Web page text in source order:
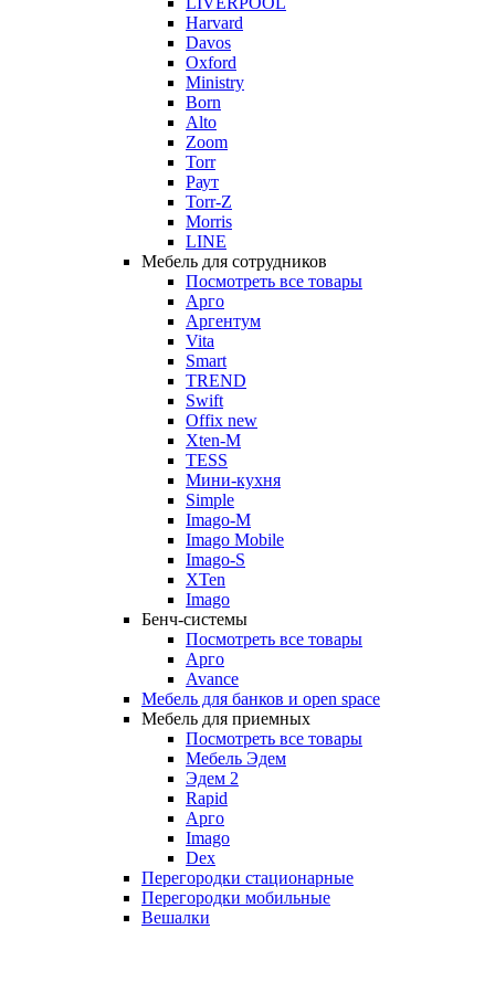
Harvard
Davos
Oxford
Ministry
Born
Alto
Zoom
Torr
Раут
Torr-Z
Morris
LINE
Мебель для сотрудников
Посмотреть все товары
Арго
Аргентум
Vita
Smart
TREND
Swift
Offix new
Xten-M
TESS
Мини-кухня
Simple
Imago-M
Imago Mobile
Imago-S
XTen
Imago
Бенч-системы
Посмотреть все товары
Арго
Avance
Мебель для банков и open space
Мебель для приемных
Посмотреть все товары
Мебель Эдем
Эдем 2
Rapid
Арго
Imago
Dex
Перегородки стационарные
Перегородки мобильные
Вешалки